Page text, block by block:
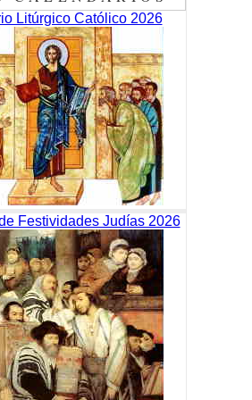
Litúrgico Católico 2026
Festividades Judías 2026